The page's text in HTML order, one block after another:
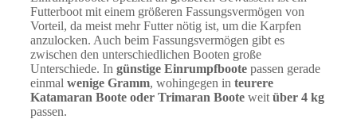
Futterboot mit einem größeren Fassungsvermögen von
Vorteil, da meist mehr Futter nötig ist, um die Karpfen
anzulocken. Auch beim Fassungsvermögen gibt es
zwischen den unterschiedlichen Booten große
Unterschiede. In günstige Einrumpfboote passen gerade
einmal wenige Gramm, wohingegen in teurere
Katamaran Boote oder Trimaran Boote weit über 4 kg
passen.